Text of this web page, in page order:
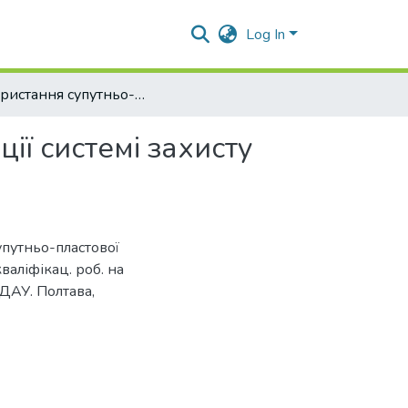
Log In
Використання супутньо-пластової води у біологізації системі захисту агрофітоценозу
системі захисту
пластової
роб. на
Полтава,